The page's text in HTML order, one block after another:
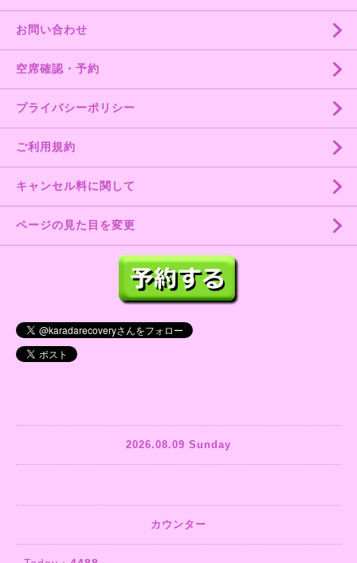
お問い合わせ
空席確認・予約
プライバシーポリシー
ご利用規約
キャンセル料に関して
ページの見た目を変更
2026.08.09 Sunday
カウンター